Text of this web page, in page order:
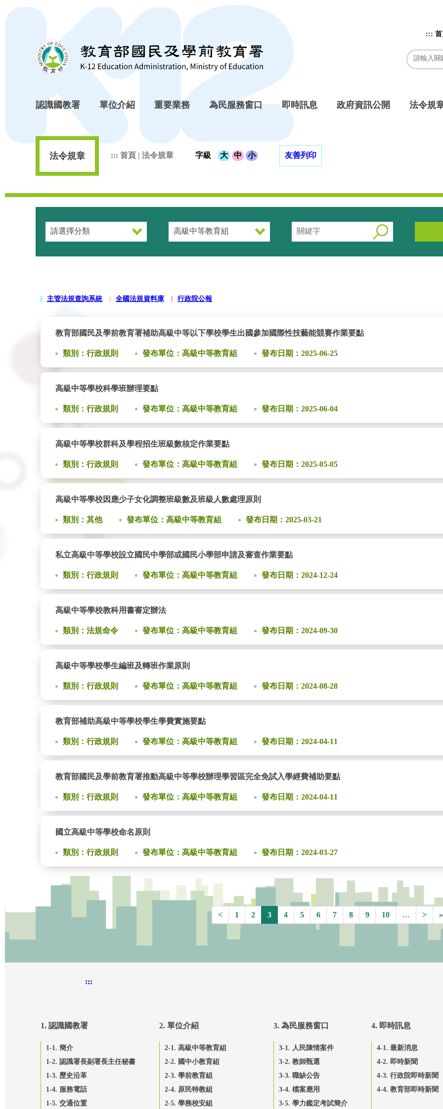
跳到主要內容區塊
:::
認識國教署 單位介紹 重要業務 為民服務窗口 即時訊息 政府資訊公開 法令規
法令規章 ::: 首頁 | 法令規章 字級 大 中 小 友善列印
主管法規查詢系統 全國法規資料庫 行政院公報
教育部國民及學前教育署補助高級中等以下學校學生出國參加國際性技藝能競賽作業要點
類別：行政規則 發布單位：高級中等教育組 發布日期：2025-06-25
高級中等學校科學班辦理要點
類別：行政規則 發布單位：高級中等教育組 發布日期：2025-06-04
高級中等學校群科及學程招生班級數核定作業要點
類別：行政規則 發布單位：高級中等教育組 發布日期：2025-05-05
高級中等學校因應少子女化調整班級數及班級人數處理原則
類別：其他 發布單位：高級中等教育組 發布日期：2025-03-21
私立高級中等學校設立國民中學部或國民小學部申請及審查作業要點
類別：行政規則 發布單位：高級中等教育組 發布日期：2024-12-24
高級中等學校教科用書審定辦法
類別：法規命令 發布單位：高級中等教育組 發布日期：2024-09-30
高級中等學校學生編班及轉班作業原則
類別：行政規則 發布單位：高級中等教育組 發布日期：2024-08-28
教育部補助高級中等學校學生學費實施要點
類別：行政規則 發布單位：高級中等教育組 發布日期：2024-04-11
教育部國民及學前教育署推動高級中等學校辦理學習區完全免試入學經費補助要點
類別：行政規則 發布單位：高級中等教育組 發布日期：2024-04-11
國立高級中等學校命名原則
類別：行政規則 發布單位：高級中等教育組 發布日期：2024-03-27
< 1 2 3 4 5 6 7 8 9 10 … >
:::
1. 認識國教署
1-1. 簡介
1-2. 認識署長副署長主任秘書
1-3. 歷史沿革
1-4. 服務電話
1-5. 交通位置
2. 單位介紹
2-1. 高級中等教育組
2-2. 國中小教育組
2-3. 學前教育組
2-4. 原民特教組
2-5. 學務校安組
3. 為民服務窗口
3-1. 人民陳情案件
3-2. 教師甄選
3-3. 職缺公告
3-4. 檔案應用
3-5. 學力鑑定考試簡介
4. 即時訊息
4-1. 最新消息
4-2. 即時新聞
4-3. 行政院即時新聞
4-4. 教育部即時新聞